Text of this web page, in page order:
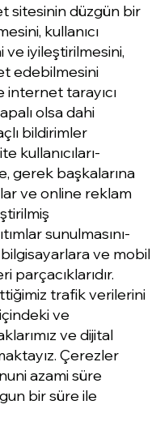
sitesinin düzgün bir
kullanıcı
iyileştirilmesini,
edebilmesini
internet tarayıcı
olsa dahi
bildirimler
kullanıcıları-
gerek başkalarına
ve online reklam
sunulmasını-
ve mobil
parçacıklarıdır.
trafik verilerini
ve
ve dijital
Çerezler
azami süre
bir süre ile